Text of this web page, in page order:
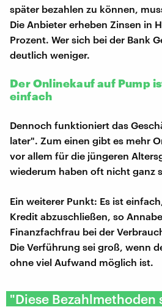
später bezahlen zu können,
Die Anbieter erheben Zinsen in
Prozent. Wer sich bei der Bank
deutlich weniger.
Der Onlinekauf auf Pump
einfach
Dennoch funktioniert das
later". Zum einen gibt es mehr
vor allem für die jüngeren
wiederum haben oft nicht ganz
Ein weiterer Punkt: Es ist
Kredit abzuschließen, so
Finanzfachfrau bei der
Die Verführung sei groß, wenn
ohne viel Aufwand möglich ist.
"Diese Bezahlmethoden